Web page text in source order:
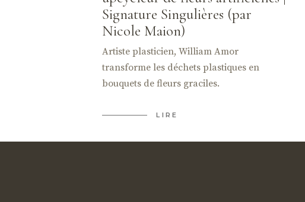
Signature Singulières (par
Nicole Maion)
Artiste plasticien, William Amor
transforme les déchets plastiques en
bouquets de fleurs graciles.
LIRE